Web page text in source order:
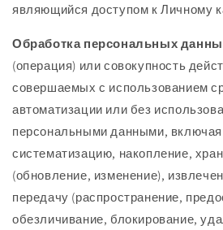
являющийся доступом к Личному
Обработка персональных
(операция) или совокупность
совершаемых с использованием
автоматизации или без
персональными данными, включая
систематизацию, накопление,
(обновление, изменение),
передачу (распространение,
обезличивание, блокирование,